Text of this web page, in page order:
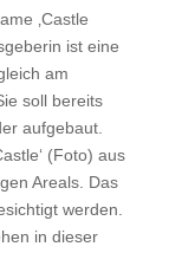
‚Castle
ist eine
am
soll bereits
aufgebaut.
(Foto) aus
Areals. Das
werden.
in dieser